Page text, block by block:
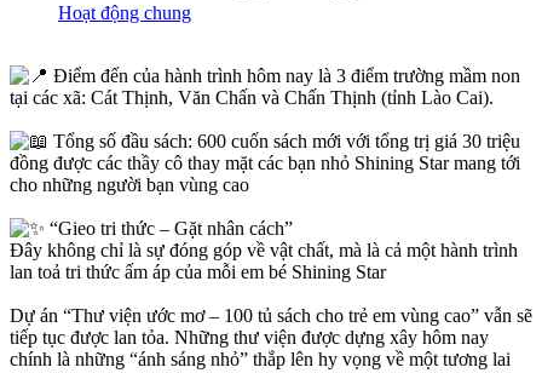
Hoạt động chung
Điểm đến của hành trình hôm nay là 3 điểm trường mầm non
tại các xã: Cát Thịnh, Văn Chấn và Chấn Thịnh (tỉnh Lào Cai).
Tổng số đầu sách: 600 cuốn sách mới với tổng trị giá 30 triệu
đồng được các thầy cô thay mặt các bạn nhỏ Shining Star mang tới
cho những người bạn vùng cao
“Gieo tri thức – Gặt nhân cách”
Đây không chỉ là sự đóng góp về vật chất, mà là cả một hành trình
lan toả tri thức ấm áp của mỗi em bé Shining Star
Dự án “Thư viện ước mơ – 100 tủ sách cho trẻ em vùng cao” vẫn sẽ
tiếp tục được lan tỏa. Những thư viện được dựng xây hôm nay
chính là những “ánh sáng nhỏ” thắp lên hy vọng về một tương lai